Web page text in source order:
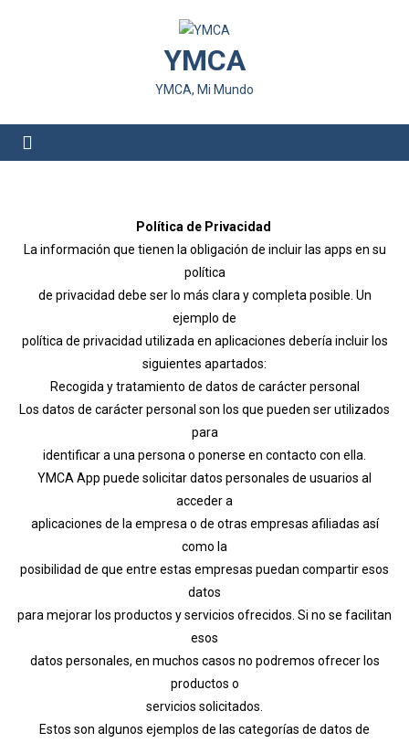
YMCA
YMCA, Mi Mundo
Política de Privacidad
La información que tienen la obligación de incluir las apps en su
política
de privacidad debe ser lo más clara y completa posible. Un
ejemplo de
política de privacidad utilizada en aplicaciones debería incluir los
siguientes apartados:
Recogida y tratamiento de datos de carácter personal
Los datos de carácter personal son los que pueden ser utilizados
para
identificar a una persona o ponerse en contacto con ella.
YMCA App puede solicitar datos personales de usuarios al
acceder a
aplicaciones de la empresa o de otras empresas afiliadas así
como la
posibilidad de que entre estas empresas puedan compartir esos
datos
para mejorar los productos y servicios ofrecidos. Si no se facilitan
esos
datos personales, en muchos casos no podremos ofrecer los
productos o
servicios solicitados.
Estos son algunos ejemplos de las categorías de datos de
X